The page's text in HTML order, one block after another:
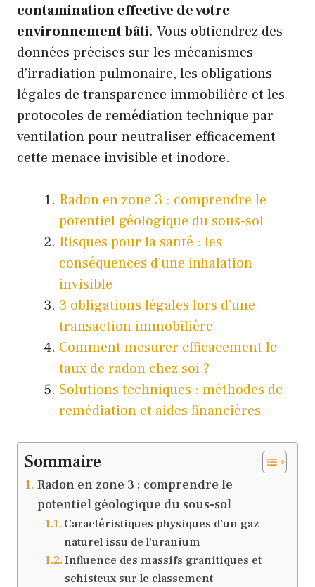
contamination effective de votre
environnement bâti. Vous obtiendrez des
données précises sur les mécanismes
d’irradiation pulmonaire, les obligations
légales de transparence immobilière et les
protocoles de remédiation technique par
ventilation pour neutraliser efficacement
cette menace invisible et inodore.
Radon en zone 3 : comprendre le
potentiel géologique du sous-sol
Risques pour la santé : les
conséquences d’une inhalation
invisible
3 obligations légales lors d’une
transaction immobilière
Comment mesurer efficacement le
taux de radon chez soi ?
Solutions techniques : méthodes de
remédiation et aides financières
Sommaire
Radon en zone 3 : comprendre le
potentiel géologique du sous-sol
Caractéristiques physiques d’un gaz
naturel issu de l’uranium
Influence des massifs granitiques et
schisteux sur le classement